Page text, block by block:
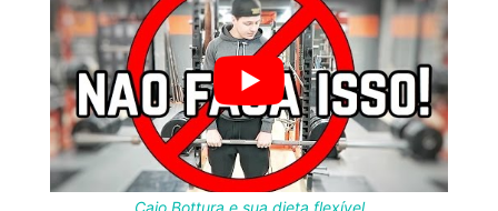
Caio Bottura e sua dieta flexível